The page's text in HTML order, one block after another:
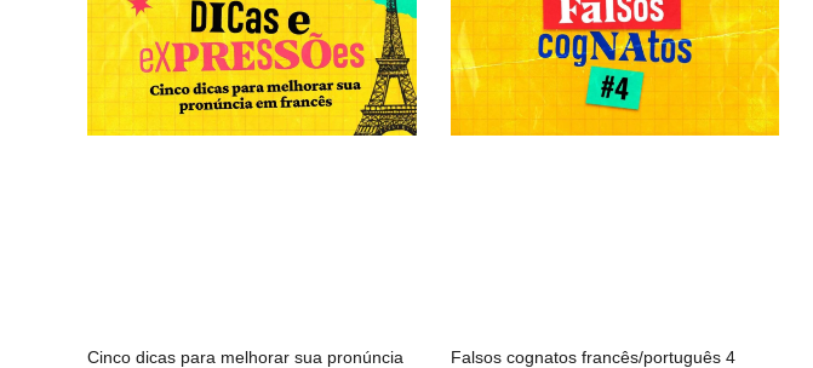
Cinco dicas para melhorar sua pronúncia
Falsos cognatos francês/português 4